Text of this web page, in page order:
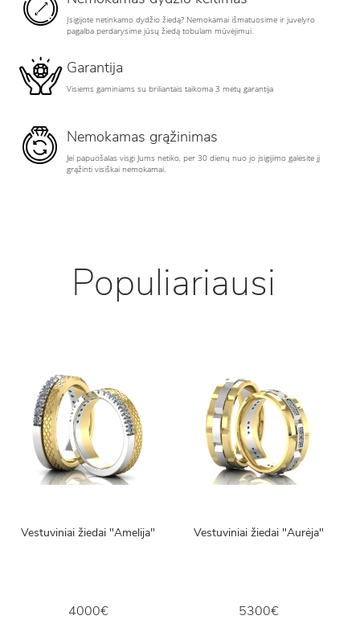
Įsigijote netinkamo dydžio žiedą? Nemokamai išmatuosime ir juvelyro
pagalba perdarysime jūsų žiedą tobulam mūvėjimui.
Garantija
Visiems gaminiams su briliantais taikoma 3 metų garantija
Nemokamas grąžinimas
Jei papuošalas visgi Jums netiko, per 30 dienų nuo jo įsigijimo galėsite jį
grąžinti visiškai nemokamai.
Populiariausi
Vestuviniai žiedai "Amelija"
4000€
Vestuviniai žiedai "Aurėja"
5300€